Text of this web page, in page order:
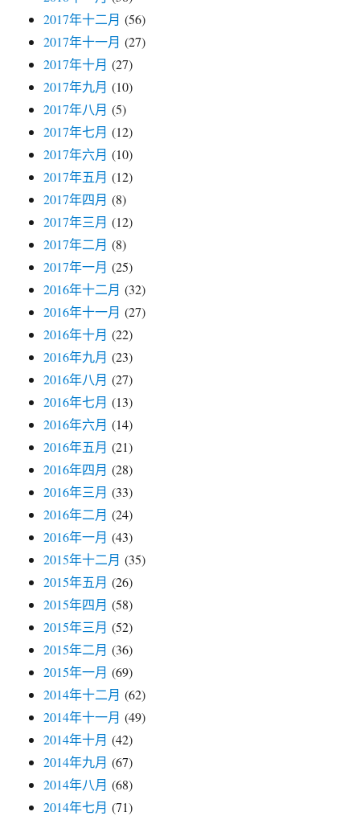
2017年十二月 (56)
2017年十一月 (27)
2017年十月 (27)
2017年九月 (10)
2017年八月 (5)
2017年七月 (12)
2017年六月 (10)
2017年五月 (12)
2017年四月 (8)
2017年三月 (12)
2017年二月 (8)
2017年一月 (25)
2016年十二月 (32)
2016年十一月 (27)
2016年十月 (22)
2016年九月 (23)
2016年八月 (27)
2016年七月 (13)
2016年六月 (14)
2016年五月 (21)
2016年四月 (28)
2016年三月 (33)
2016年二月 (24)
2016年一月 (43)
2015年十二月 (35)
2015年五月 (26)
2015年四月 (58)
2015年三月 (52)
2015年二月 (36)
2015年一月 (69)
2014年十二月 (62)
2014年十一月 (49)
2014年十月 (42)
2014年九月 (67)
2014年八月 (68)
2014年七月 (71)